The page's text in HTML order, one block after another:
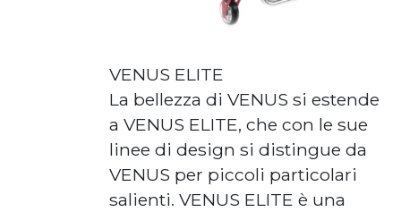
VENUS ELITE
La bellezza di VENUS si estende
a VENUS ELITE, che con le sue
linee di design si distingue da
VENUS per piccoli particolari
salienti. VENUS ELITE è una